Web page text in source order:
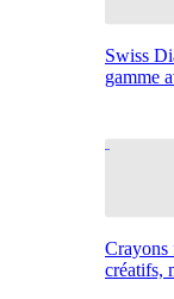
Swiss
gamme
Crayons
créatifs,